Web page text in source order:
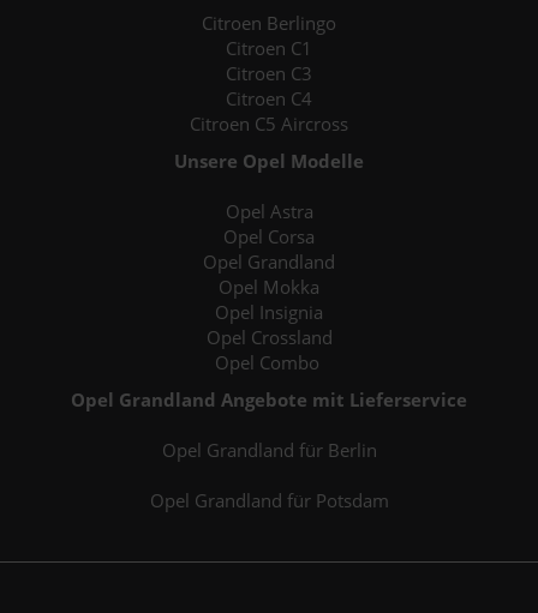
Citroen Berlingo
Citroen C1
Citroen C3
Citroen C4
Citroen C5 Aircross
Unsere Opel Modelle
Opel Astra
Opel Corsa
Opel Grandland
Opel Mokka
Opel Insignia
Opel Crossland
Opel Combo
Opel Grandland Angebote mit Lieferservice
Opel Grandland für Berlin
Opel Grandland für Potsdam